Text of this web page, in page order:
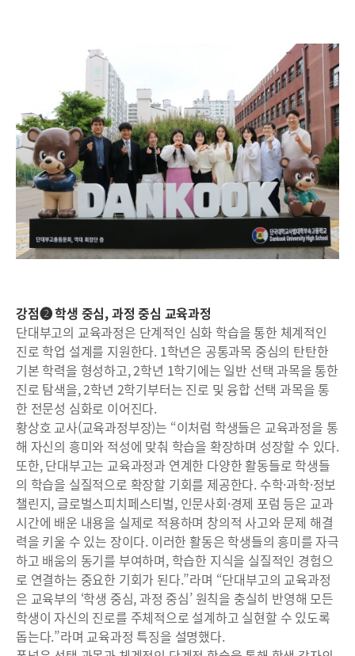
강점❷ 학생 중심, 과정 중심 교육과정
단대부고의 교육과정은 단계적인 심화 학습을 통한 체계적인
진로 학업 설계를 지원한다. 1학년은 공통과목 중심의 탄탄한
기본 학력을 형성하고, 2학년 1학기에는 일반 선택 과목을 통한
진로 탐색을, 2학년 2학기부터는 진로 및 융합 선택 과목을 통
한 전문성 심화로 이어진다.
황상호 교사(교육과정부장)는 “이처럼 학생들은 교육과정을 통
해 자신의 흥미와 적성에 맞춰 학습을 확장하며 성장할 수 있다.
또한, 단대부고는 교육과정과 연계한 다양한 활동들로 학생들
의 학습을 실질적으로 확장할 기회를 제공한다. 수학·과학·정보
챌린지, 글로벌스피치페스티벌, 인문사회·경제 포럼 등은 교과
시간에 배운 내용을 실제로 적용하며 창의적 사고와 문제 해결
력을 키울 수 있는 장이다. 이러한 활동은 학생들의 흥미를 자극
하고 배움의 동기를 부여하며, 학습한 지식을 실질적인 경험으
로 연결하는 중요한 기회가 된다.”라며 “단대부고의 교육과정
은 교육부의 ‘학생 중심, 과정 중심’ 원칙을 충실히 반영해 모든
학생이 자신의 진로를 주체적으로 설계하고 실현할 수 있도록
돕는다.”라며 교육과정 특징을 설명했다.